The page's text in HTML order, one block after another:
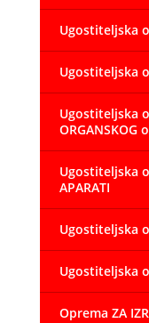
Ugostiteljska
Ugostiteljska
Ugostiteljska
ORGANSKOG
Ugostiteljska
APARATI
Ugostiteljska
Ugostiteljska
Oprema ZA